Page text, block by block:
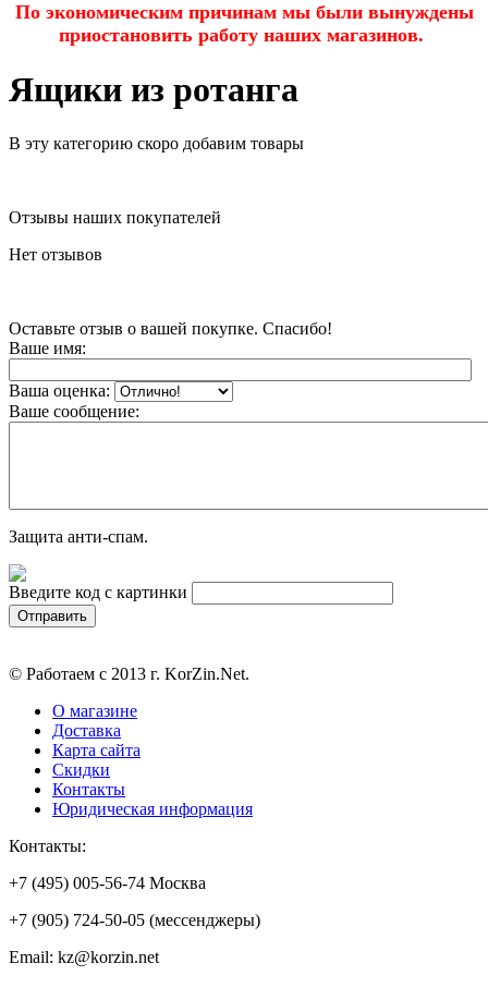
По экономическим причинам мы были вынуждены
приостановить работу наших магазинов.
Ящики из ротанга
В эту категорию скоро добавим товары
Отзывы наших покупателей
Нет отзывов
Оставьте отзыв о вашей покупке. Спасибо!
Ваше имя:
Ваша оценка:
Ваше сообщение:
Защита анти-спам.
Введите код с картинки
© Работаем с 2013 г. KorZin.Net.
О магазине
Доставка
Карта сайта
Скидки
Контакты
Юридическая информация
Контакты:
+7 (495) 005-56-74 Москва
+7 (905) 724-50-05 (мессенджеры)
Email: kz@korzin.net